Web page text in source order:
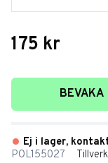
175 kr
Lägg till i
BEVAKA
Ej i lager,
POL155027